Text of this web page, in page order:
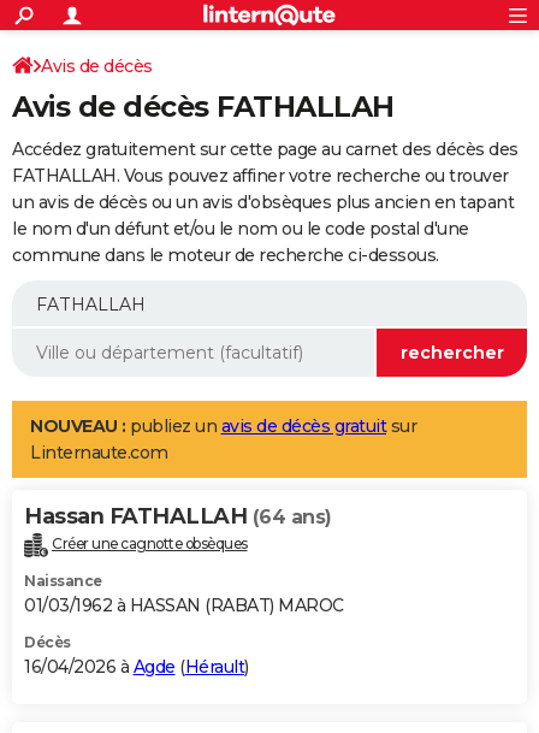
ACTUALITÉS
Politique
Société
Faits Divers
Education
Monde
Villes
+
SPORT
Coupe du monde 2026
Football
Tennis
Cyclisme
Rugby
Forum
Programme TV
TNT
Streaming
Cinéma
Sorties cinéma
Musique
+
FINANCE
Impôts
Immobilier
Risques naturels par ville
Banque
Assurance
Crédit
AUTO
Essais
Réserver un essai
Citadines
Berlines
SUV
Forum auto
+
Mobiles
Meilleur smartphone
Internet
Ordinateurs
Jeux vidéo
Guide high-tech
Aménagement intérieur
LIFESTYLE
Art de vivre
Bien-être
Loisirs
Mode
Modes de vie
Alimentation
Guide de la santé
Maladies
Médicaments
Sommeil
VOYAGE
Destinations
City break
Voyage nature
Voyage de noces
Forum
Climat
+PHOTO
GUIDES D'ACHAT
BONS PLANS
Avis de décès
Avis de décès FATHALLAH
Accédez gratuitement sur cette page au carnet des décès des
FATHALLAH. Vous pouvez affiner votre recherche ou trouver
un avis de décès ou un avis d'obsèques plus ancien en tapant
le nom d'un défunt et/ou le nom ou le code postal d'une
commune dans le moteur de recherche ci-dessous.
NOUVEAU : publiez un avis de décès gratuitsur
Linternaute.com
Hassan FATHALLAH (64 ans)
Créer une cagnotte obsèques
Naissance
01/03/1962 à HASSAN (RABAT) MAROC
Décès
16/04/2026 à Agde (Hérault)